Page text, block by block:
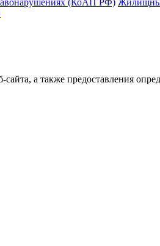
а также предоставления